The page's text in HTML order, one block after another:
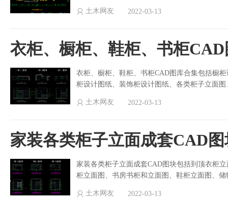
土木网友 2022-03-13
衣柜、橱柜、鞋柜、书柜
衣柜、橱柜、鞋柜、书柜CAD图库合集包括橱
柜设计图纸、装饰柜设计图纸、各类柜子立面
土木网友 2022-03-13
家装各类柜子立面成套CAD图
家装各类柜子立面成套CAD图块包括到顶衣柜
柜立面图、书房书柜和立面图、鞋柜立面图、
土木网友 2022-03-13